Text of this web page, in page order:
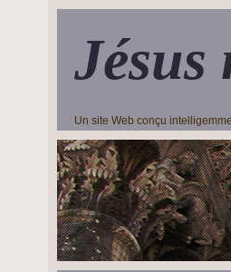
Jésus
Un site Web conçu